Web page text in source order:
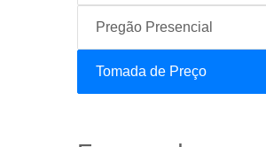
Pregão Presencial
Tomada de Preço